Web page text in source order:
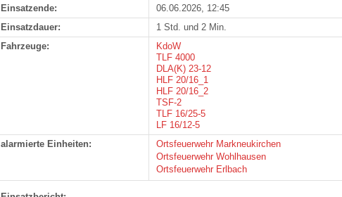
Einsatzende:
06.06.2026, 12:45
Einsatzdauer:
1 Std. und 2 Min.
Fahrzeuge:
KdoW
TLF 4000
DLA(K) 23-12
HLF 20/16_1
HLF 20/16_2
TSF-2
TLF 16/25-5
LF 16/12-5
alarmierte Einheiten:
Ortsfeuerwehr Markneukirchen
Ortsfeuerwehr Wohlhausen
Ortsfeuerwehr Erlbach